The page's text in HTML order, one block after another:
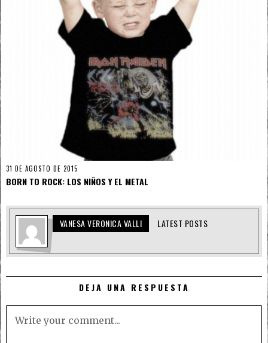
31 DE AGOSTO DE 2015
BORN TO ROCK: LOS NIÑOS Y EL METAL
VANESA VERONICA VALLI LATEST POSTS
DEJA UNA RESPUESTA